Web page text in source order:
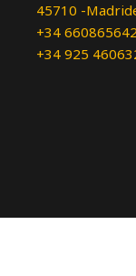
45710 -
+34 660865642
+34 925